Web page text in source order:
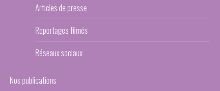
Articles de presse
Reportages filmés
Réseaux sociaux
Nos publications